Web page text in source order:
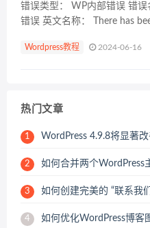
错误类型： WP内部错误 错
错误 英文名称： There has
Wordpress教程 2024-06-16
热门文章
1 WordPress 4.9.8将显著
2 如何合并两个WordPress
3 如何创建完美的 “联系我
4 如何优化WordPress博客